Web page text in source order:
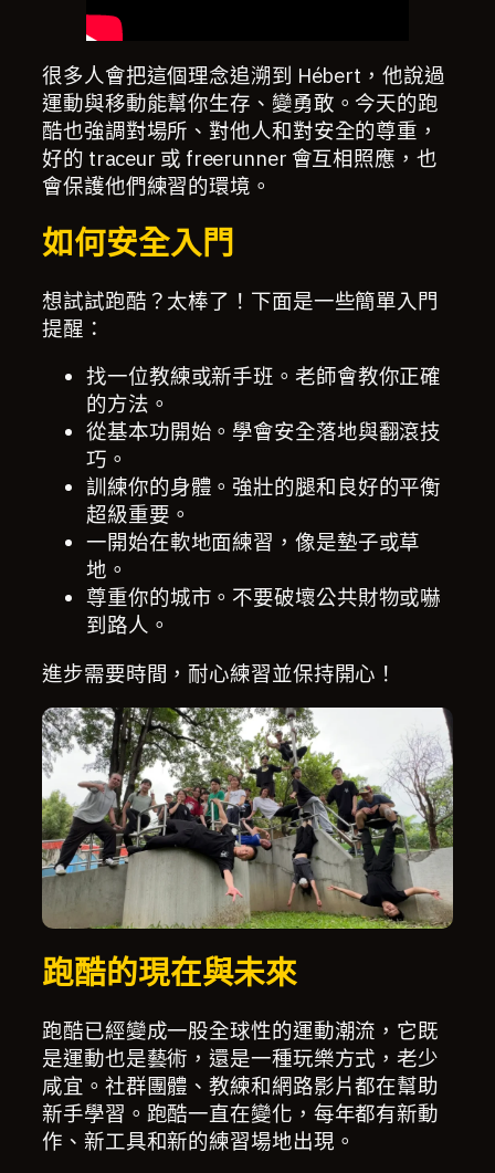
很多人會把這個理念追溯到 Hébert，他說過
運動與移動能幫你生存、變勇敢。今天的跑
酷也強調對場所、對他人和對安全的尊重，
好的 traceur 或 freerunner 會互相照應，也
會保護他們練習的環境。
如何安全入門
想試試跑酷？太棒了！下面是一些簡單入門
提醒：
找一位教練或新手班。老師會教你正確
的方法。
從基本功開始。學會安全落地與翻滾技
巧。
訓練你的身體。強壯的腿和良好的平衡
超級重要。
一開始在軟地面練習，像是墊子或草
地。
尊重你的城市。不要破壞公共財物或嚇
到路人。
進步需要時間，耐心練習並保持開心！
跑酷的現在與未來
跑酷已經變成一股全球性的運動潮流，它既
是運動也是藝術，還是一種玩樂方式，老少
咸宜。社群團體、教練和網路影片都在幫助
新手學習。跑酷一直在變化，每年都有新動
作、新工具和新的練習場地出現。